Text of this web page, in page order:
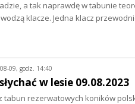
a tak naprawdę w tabunie
klacze. Jedna klacz
09, godz. 14:40
w lesie 09.08.2023
tabun rezerwatowych koników